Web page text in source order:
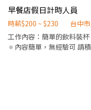
拾碗盤與清理環境。 ．並
理烹飪前與烹飪中之準備工
作環境、設備和餐具。 ．準備
段】 早班 10:00-14:00 晚班 18:00-22:00 16:30-24:00 早晚班 10:00-
早餐店假日計時人員
時薪$200 ~ $230
台中
工作內容：簡單的飲料裝
🔅內容簡單，無經驗可 請